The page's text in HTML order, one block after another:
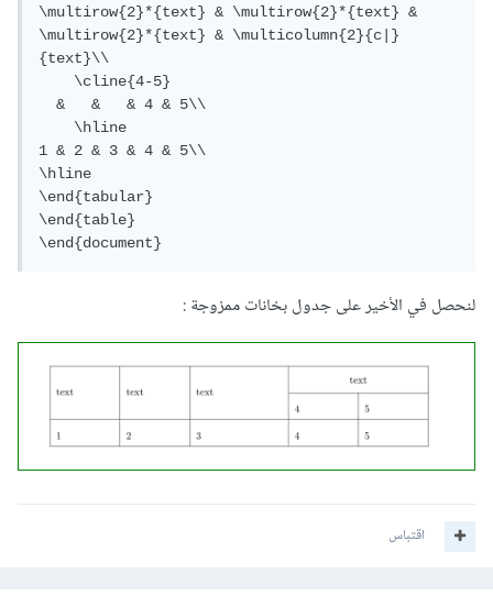
\multirow{2}*{text} & \multirow{2}*{text} &
\multirow{2}*{text} & \multicolumn{2}{c|}
{text}\\
    \cline{4-5}
  &   &   & 4 & 5\\
    \hline
1 & 2 & 3 & 4 & 5\\
\hline
\end{tabular}
\end{table}
لنحصل في الأخير على جدول بخانات ممزوجة :
اقتباس